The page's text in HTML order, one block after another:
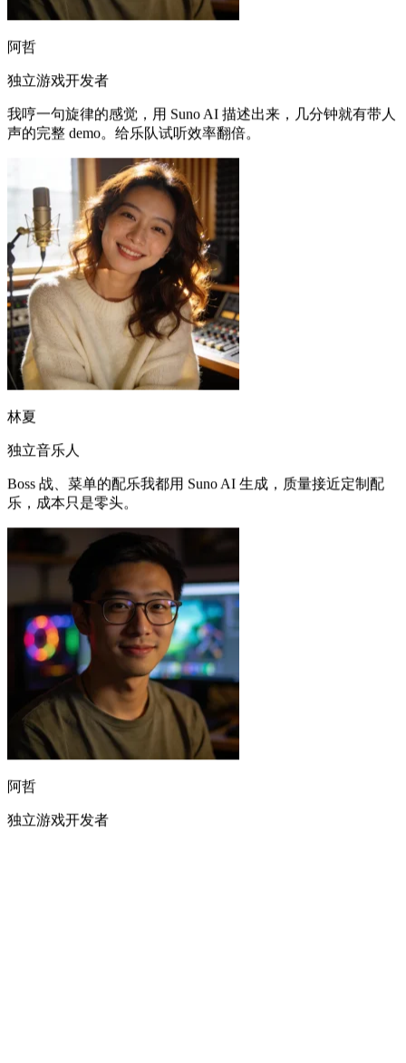
阿哲
独立游戏开发者
我哼一句旋律的感觉，用 Suno AI 描述出来，几分钟就有带人
林夏
独立音乐人
Boss 战、菜单的配乐我都用 Suno AI 生成，质量接近定制配
阿哲
独立游戏开发者